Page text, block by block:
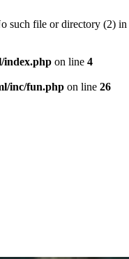
such file or directory (2) in
index.php on line 4
inc/fun.php on line 26